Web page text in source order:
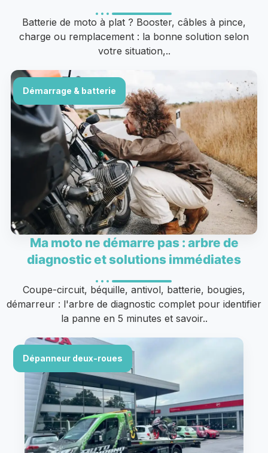
Batterie de moto à plat ? Booster, câbles à pince,
charge ou remplacement : la bonne solution selon
votre situation,..
Démarrage & batterie
Ma moto ne démarre pas : arbre de
diagnostic et solutions immédiates
Coupe-circuit, béquille, antivol, batterie, bougies,
démarreur : l'arbre de diagnostic complet pour identifier
la panne en 5 minutes et savoir..
Dépanneur deux-roues